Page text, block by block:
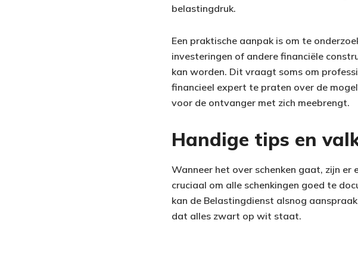
belastingdruk.
Een praktische aanpak is om te
investeringen of andere financiële
kan worden. Dit vraagt soms om
financieel expert te praten over de
voor de ontvanger met zich meebrengt.
Handige tips en
Wanneer het over schenken gaat, zijn
cruciaal om alle schenkingen goed te
kan de Belastingdienst alsnog
dat alles zwart op wit staat.